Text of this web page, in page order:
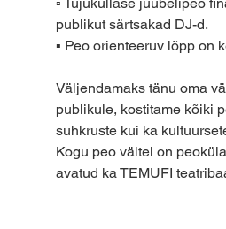
publikut särtsakad DJ-d.
▪️ Peo orienteeruv lõpp on
Väljendamaks tänu oma
publikule, kostitame kõiki
suhkruste kui ka
Kogu peo vältel on
avatud ka TEMUFI